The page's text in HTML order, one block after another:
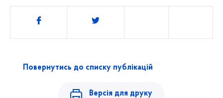
Поділитись
Повернутись до списку публікацій
Версія для друку